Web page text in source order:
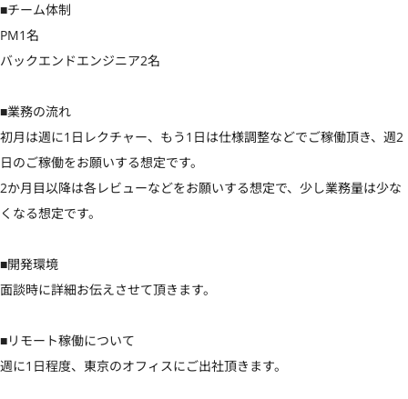
■チーム体制
PM1名
バックエンドエンジニア2名
■業務の流れ
初月は週に1日レクチャー、もう1日は仕様調整などでご稼働頂き、週2
日のご稼働をお願いする想定です。
2か月目以降は各レビューなどをお願いする想定で、少し業務量は少な
くなる想定です。
■開発環境
面談時に詳細お伝えさせて頂きます。
■リモート稼働について
週に1日程度、東京のオフィスにご出社頂きます。